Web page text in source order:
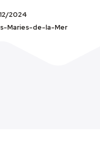
2024
Maries-de-la-Mer